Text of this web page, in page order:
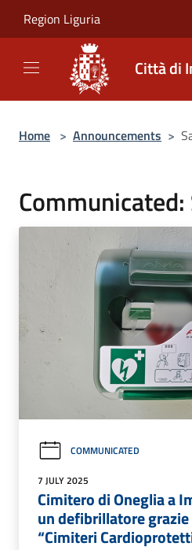
Region Liguria
Città di
Home > Announcements >
Communicated:
COMMUNICATED
7 JULY 2025
Cimitero di Oneglia a
un defibrillatore
“Cimiteri